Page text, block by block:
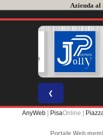
Azienda
❮
AnyWeb PisaOnline |
Portale Web